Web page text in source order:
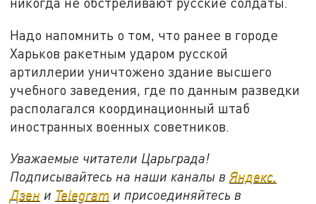
Надо напомнить о том, что ранее в городе
Харьков ракетным ударом русской
артиллерии уничтожено здание высшего
учебного заведения, где по данным разведки
располагался координационный штаб
иностранных военных советников.
Уважаемые читатели Царьграда!
Подписывайтесь на наши каналы вЯндекс.
Дзен и Telegram и присоединяйтесь в